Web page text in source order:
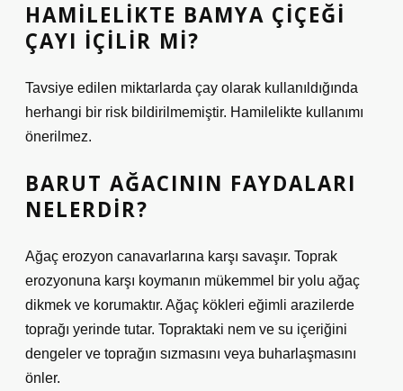
HAMILELIKTE BAMYA ÇIÇEĞI
ÇAYI IÇILIR MI?
Tavsiye edilen miktarlarda çay olarak kullanıldığında
herhangi bir risk bildirilmemiştir. Hamilelikte kullanımı
önerilmez.
BARUT AĞACININ FAYDALARI
NELERDIR?
Ağaç erozyon canavarlarına karşı savaşır. Toprak
erozyonuna karşı koymanın mükemmel bir yolu ağaç
dikmek ve korumaktır. Ağaç kökleri eğimli arazilerde
toprağı yerinde tutar. Topraktaki nem ve su içeriğini
dengeler ve toprağın sızmasını veya buharlaşmasını
önler.